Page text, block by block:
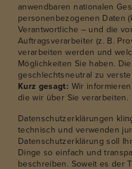
anwendbaren nationalen
personenbezogenen Daten
Verantwortliche – und die
Auftragsverarbeiter (z. B.
verarbeiten werden und
Möglichkeiten Sie haben.
geschlechtsneutral zu
Kurz gesagt: Wir
die wir über Sie verarbeiten.
Datenschutzerklärungen
technisch und verwenden
Datenschutzerklärung soll
Dinge so einfach und
beschreiben. Soweit es der